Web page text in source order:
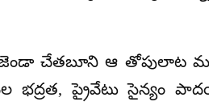
చేతబూని ఆ తోపులాట
భద్రత, ప్రైవేటు